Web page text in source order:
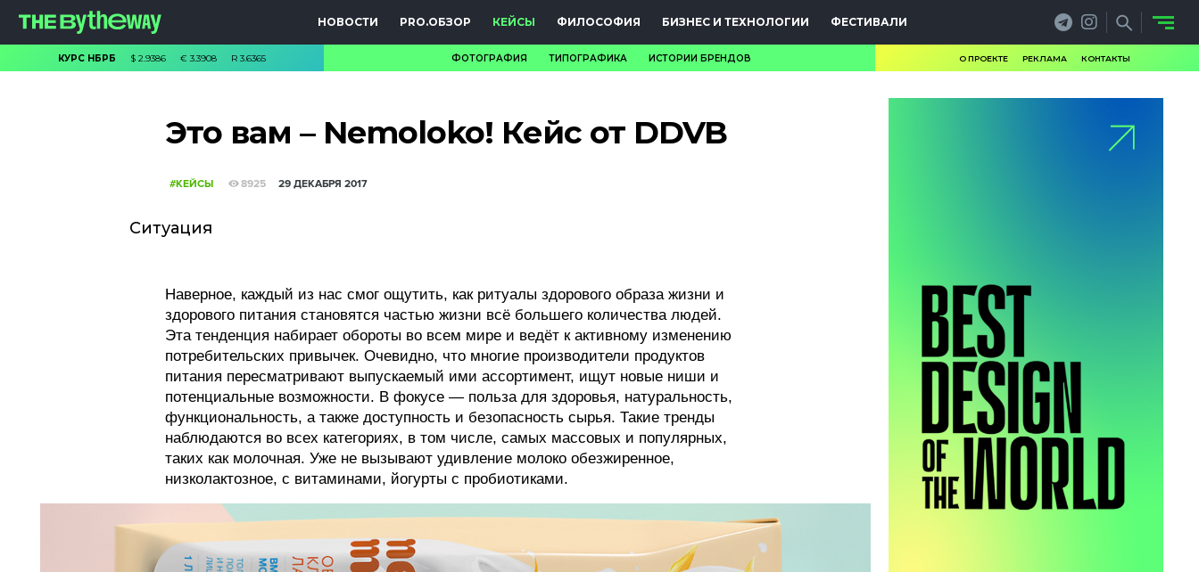
НОВОСТИ PRO.ОБЗОР КЕЙСЫ ФИЛОСОФИЯ БИЗНЕС И ТЕХНОЛОГИИ ФЕСТИВАЛИ
КУРС НБРБ $2.9386 € 3.3908 R3.6365 ФОТОГРАФИЯ ТИПОГРАФИКА ИСТОРИИ БРЕНДОВ О ПРОЕКТЕ РЕКЛАМА КОНТАКТЫ
Это вам – Nemoloko! Кейс от DDVB
#КЕЙСЫ 8925 29 ДЕКАБРЯ 2017
Ситуация
Наверное, каждый из нас смог ощутить, как ритуалы здорового образа жизни и
здорового питания становятся частью жизни всё большего количества людей.
Эта тенденция набирает обороты во всем мире и ведёт к активному изменению
потребительских привычек. Очевидно, что многие производители продуктов
питания пересматривают выпускаемый ими ассортимент, ищут новые ниши и
потенциальные возможности. В фокусе — польза для здоровья, натуральность,
функциональность, а также доступность и безопасность сырья. Такие тренды
наблюдаются во всех категориях, в том числе, самых массовых и популярных,
таких как молочная. Уже не вызывают удивление молоко обезжиренное,
низколактозное, с витаминами, йогурты с пробиотиками.
PRO.ОБЗОР
БИЗНЕС И
ТЕХНОЛОГИИ
ФЕСТИВАЛИ
ФОТОГРАФИЯ
ТИПОГРАФИКА
ИСТОРИИ БРЕНДОВ
О ПРОЕКТЕ